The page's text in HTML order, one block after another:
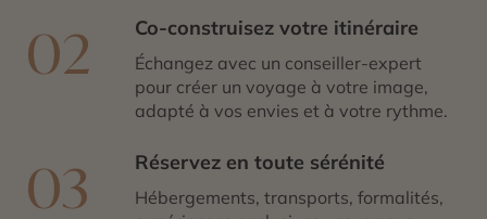
02 Co-construisez votre itinéraire
Échangez avec un conseiller-expert
pour créer un voyage à votre image,
adapté à vos envies et à votre rythme.
03 Réservez en toute sérénité
Hébergements, transports, formalités,